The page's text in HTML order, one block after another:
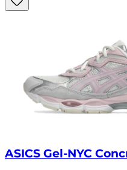
ASICS Gel-NYC